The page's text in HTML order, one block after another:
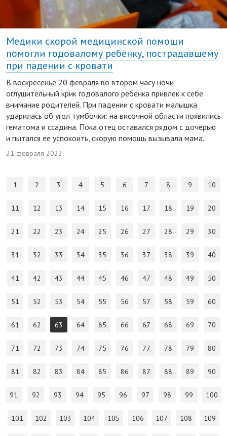
Медики скорой медицинской помощи
помогли годовалому ребёнку, пострадавшему
при падении с кровати
В воскресенье 20 февраля во втором часу ночи
оглушительный крик годовалого ребенка привлек к себе
внимание родителей. При падении с кровати малышка
ударилась об угол тумбочки: на височной области появились
гематома и ссадина. Пока отец оставался рядом с дочерью
и пытался ее успокоить, скорую помощь вызывала мама.
21 февраля 2022
1 2 3 4 5 6 7 8 9 10
11 12 13 14 15 16 17 18 19 20
21 22 23 24 25 26 27 28 29 30
31 32 33 34 35 36 37 38 39 40
41 42 43 44 45 46 47 48 49 50
51 52 53 54 55 56 57 58 59 60
61 62 63 64 65 66 67 68 69 70
71 72 73 74 75 76 77 78 79 80
81 82 83 84 85 86 87 88 89 90
91 92 93 94 95 96 97 98 99 100
101 102 103 104 105 106 107 108 109